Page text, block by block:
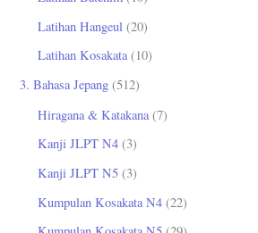
Latihan Hangeul (20)
Latihan Kosakata(10)
3. Bahasa Jepang (512)
Hiragana & Katakana (7)
Kanji JLPT N4 (3)
Kanji JLPT N5 (3)
Kumpulan Kosakata N4 (22)